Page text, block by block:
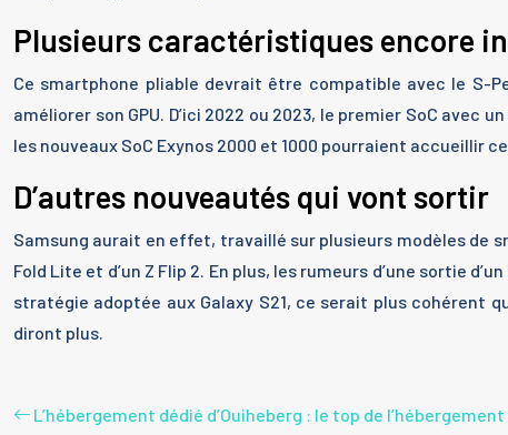
Plusieurs caractéristiques encore
Ce smartphone pliable devrait être compatible avec le S-
améliorer son GPU. D’ici 2022 ou 2023, le premier SoC avec
les nouveaux SoC Exynos 2000 et 1000 pourraient accueillir
D’autres nouveautés qui vont sortir
Samsung aurait en effet, travaillé sur plusieurs modèles de
Fold Lite et d’un Z Flip 2. En plus, les rumeurs d’une sortie
stratégie adoptée aux Galaxy S21, ce serait plus cohérent
diront plus.
L’hébergement dédié d’Ouiheberg : le top de